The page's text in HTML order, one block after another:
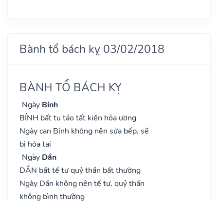
Bành tổ bách kỵ 03/02/2018
BÀNH TỔ BÁCH KỴ
Ngày Bính
BÍNH bất tu táo tất kiến hỏa ương
Ngày can Bính không nên sửa bếp, sẽ
bị hỏa tai
Ngày Dần
DẦN bất tế tự quỷ thần bất thường
Ngày Dần không nên tế tự, quỷ thần
không bình thường